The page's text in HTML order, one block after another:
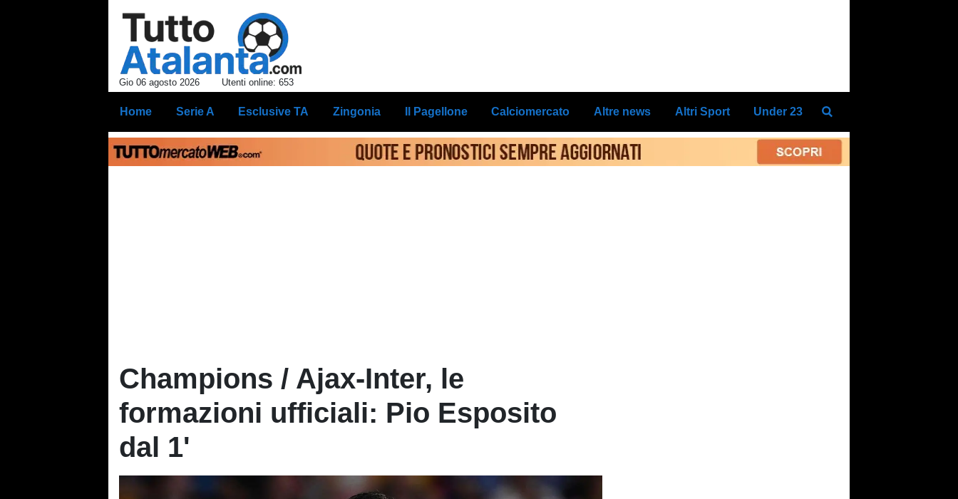
Gio 06 agosto 2026 Utenti online: 653
Home Serie A Esclusive TA Zingonia Il Pagellone Calciomercato Altre news Altri Sport Under 23
Champions / Ajax-Inter, le
formazioni ufficiali: Pio Esposito
dal 1'